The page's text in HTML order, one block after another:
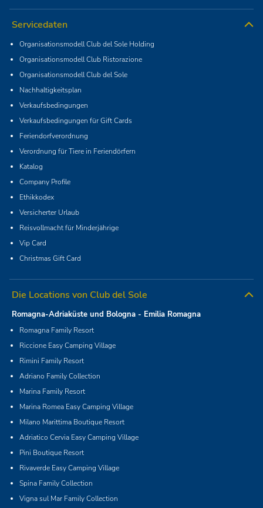
Servicedaten
Organisationsmodell Club del Sole Holding
Organisationsmodell Club Ristorazione
Organisationsmodell Club del Sole
Nachhaltigkeitsplan
Verkaufsbedingungen
Verkaufsbedingungen für Gift Cards
Feriendorfverordnung
Verordnung für Tiere in Feriendörfern
Katalog
Company Profile
Ethikkodex
Versicherter Urlaub
Reisvollmacht für Minderjährige
Vip Card
Christmas Gift Card
Die Locations von Club del Sole
Romagna-Adriaküste und Bologna - Emilia Romagna
Romagna Family Resort
Riccione Easy Camping Village
Rimini Family Resort
Adriano Family Collection
Marina Family Resort
Marina Romea Easy Camping Village
Milano Marittima Boutique Resort
Adriatico Cervia Easy Camping Village
Pini Boutique Resort
Rivaverde Easy Camping Village
Spina Family Collection
Vigna sul Mar Family Collection